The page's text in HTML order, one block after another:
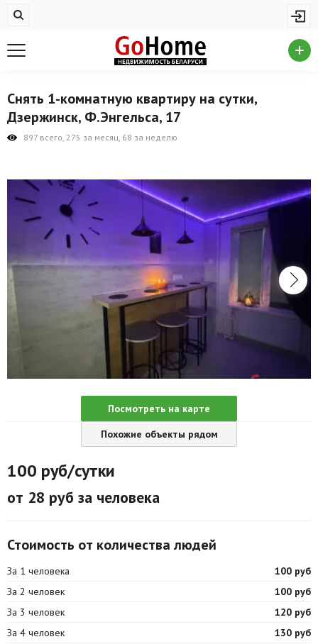
Купить квартиру
На сутки
Новостройки
Комерческая недвижимость
Продажа коммерческой недвижимости
Аренда коммерческой недвижимости
Другие разделы
Грузовое такси
Способы оплаты
Снять 1-комнатную квартиру на сутки,
Дзержинск, Ф.Энгельса, 17
897 всего, 275 за месяц, 68 за неделю
Посмотреть на карте
Похожие объекты рядом
100 руб/сутки
от 28 руб за человека
Стоимость от количества людей
За 1 человека
100 руб
За 2 человек
100 руб
За 3 человек
120 руб
За 4 человек
130 руб